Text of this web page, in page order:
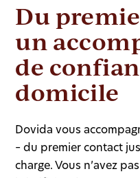
Du
un
de
domicile
Dovida vous
– du premier contact
charge. Vous n’avez